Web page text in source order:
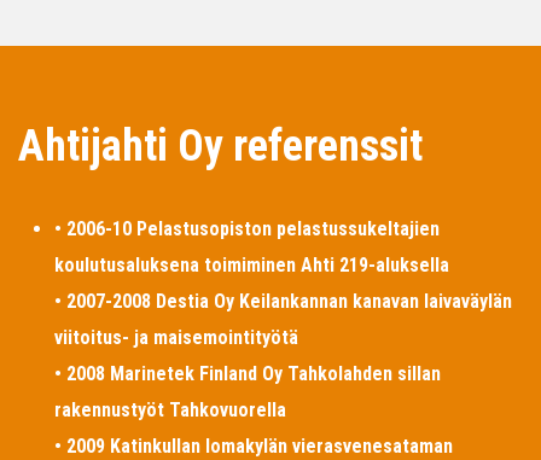
Ahtijahti Oy referenssit
• 2006-10 Pelastusopiston pelastussukeltajien
koulutusaluksena toimiminen Ahti 219-aluksella
• 2007-2008 Destia Oy Keilankannan kanavan laivaväylän
viitoitus- ja maisemointityötä
• 2008 Marinetek Finland Oy Tahkolahden sillan
rakennustyöt Tahkovuorella
• 2009 Katinkullan lomakylän vierasvenesataman